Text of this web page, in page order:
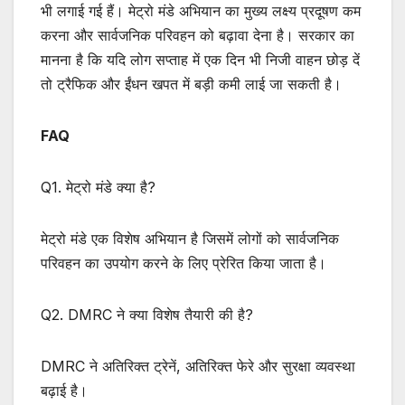
भी लगाई गई हैं। मेट्रो मंडे अभियान का मुख्य लक्ष्य प्रदूषण कम
करना और सार्वजनिक परिवहन को बढ़ावा देना है। सरकार का
मानना है कि यदि लोग सप्ताह में एक दिन भी निजी वाहन छोड़ दें
तो ट्रैफिक और ईंधन खपत में बड़ी कमी लाई जा सकती है।
FAQ
Q1. मेट्रो मंडे क्या है?
मेट्रो मंडे एक विशेष अभियान है जिसमें लोगों को सार्वजनिक
परिवहन का उपयोग करने के लिए प्रेरित किया जाता है।
Q2. DMRC ने क्या विशेष तैयारी की है?
DMRC ने अतिरिक्त ट्रेनें, अतिरिक्त फेरे और सुरक्षा व्यवस्था
बढ़ाई है।